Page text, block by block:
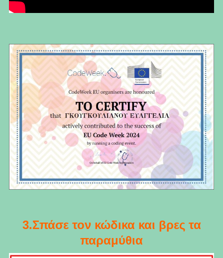
3.Σπάσε τον κώδικα και βρες τα
παραμύθια